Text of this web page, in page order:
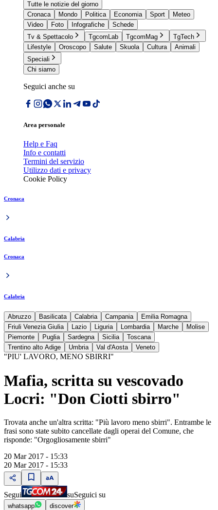
Tutte le notizie del giorno
Cronaca
Mondo Politica Economia Sport
Meteo
Video
Foto Infografiche
Schede
Tv & Spettacolo
TgcomLab TgcomMag
TgTech
Lifestyle
Oroscopo Salute Skuola Cultura
Animali
Speciali
Chi siamo
Seguici anche su
Area personale
Help e Faq
Info e contatti
Termini del servizio
Utilizzo dati e privacy
Cookie Policy
Cronaca
Calabria
Cronaca
Calabria
Abruzzo Basilicata Calabria Campania
Emilia Romagna
Friuli Venezia Giulia
Lazio Liguria Lombardia Marche
Molise
Piemonte
Puglia Sardegna Sicilia
Toscana
Trentino alto Adige
Umbria Val d'Aosta Veneto
"PIU' LAVORO, MENO SBIRRI"
Mafia, scritta su vescovado
Locri: "Don Ciotti sbirro"
Trovata anche un'altra scritta: "Più lavoro meno sbirri". Entrambe le
frasi sono state subito cancellate dagli operai del Comune, che
risponde: "Orgogliosamente sbirri"
20 Mar 2017 - 15:33
20 Mar 2017 - 15:33
Segui suSeguici su
whatsapp discover